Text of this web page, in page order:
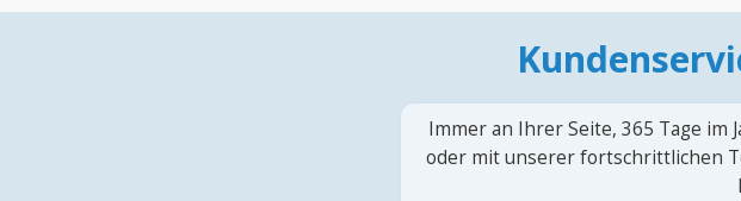
Immer an Ihrer Seite, 365 Tage
oder mit unserer fortschrittlichen